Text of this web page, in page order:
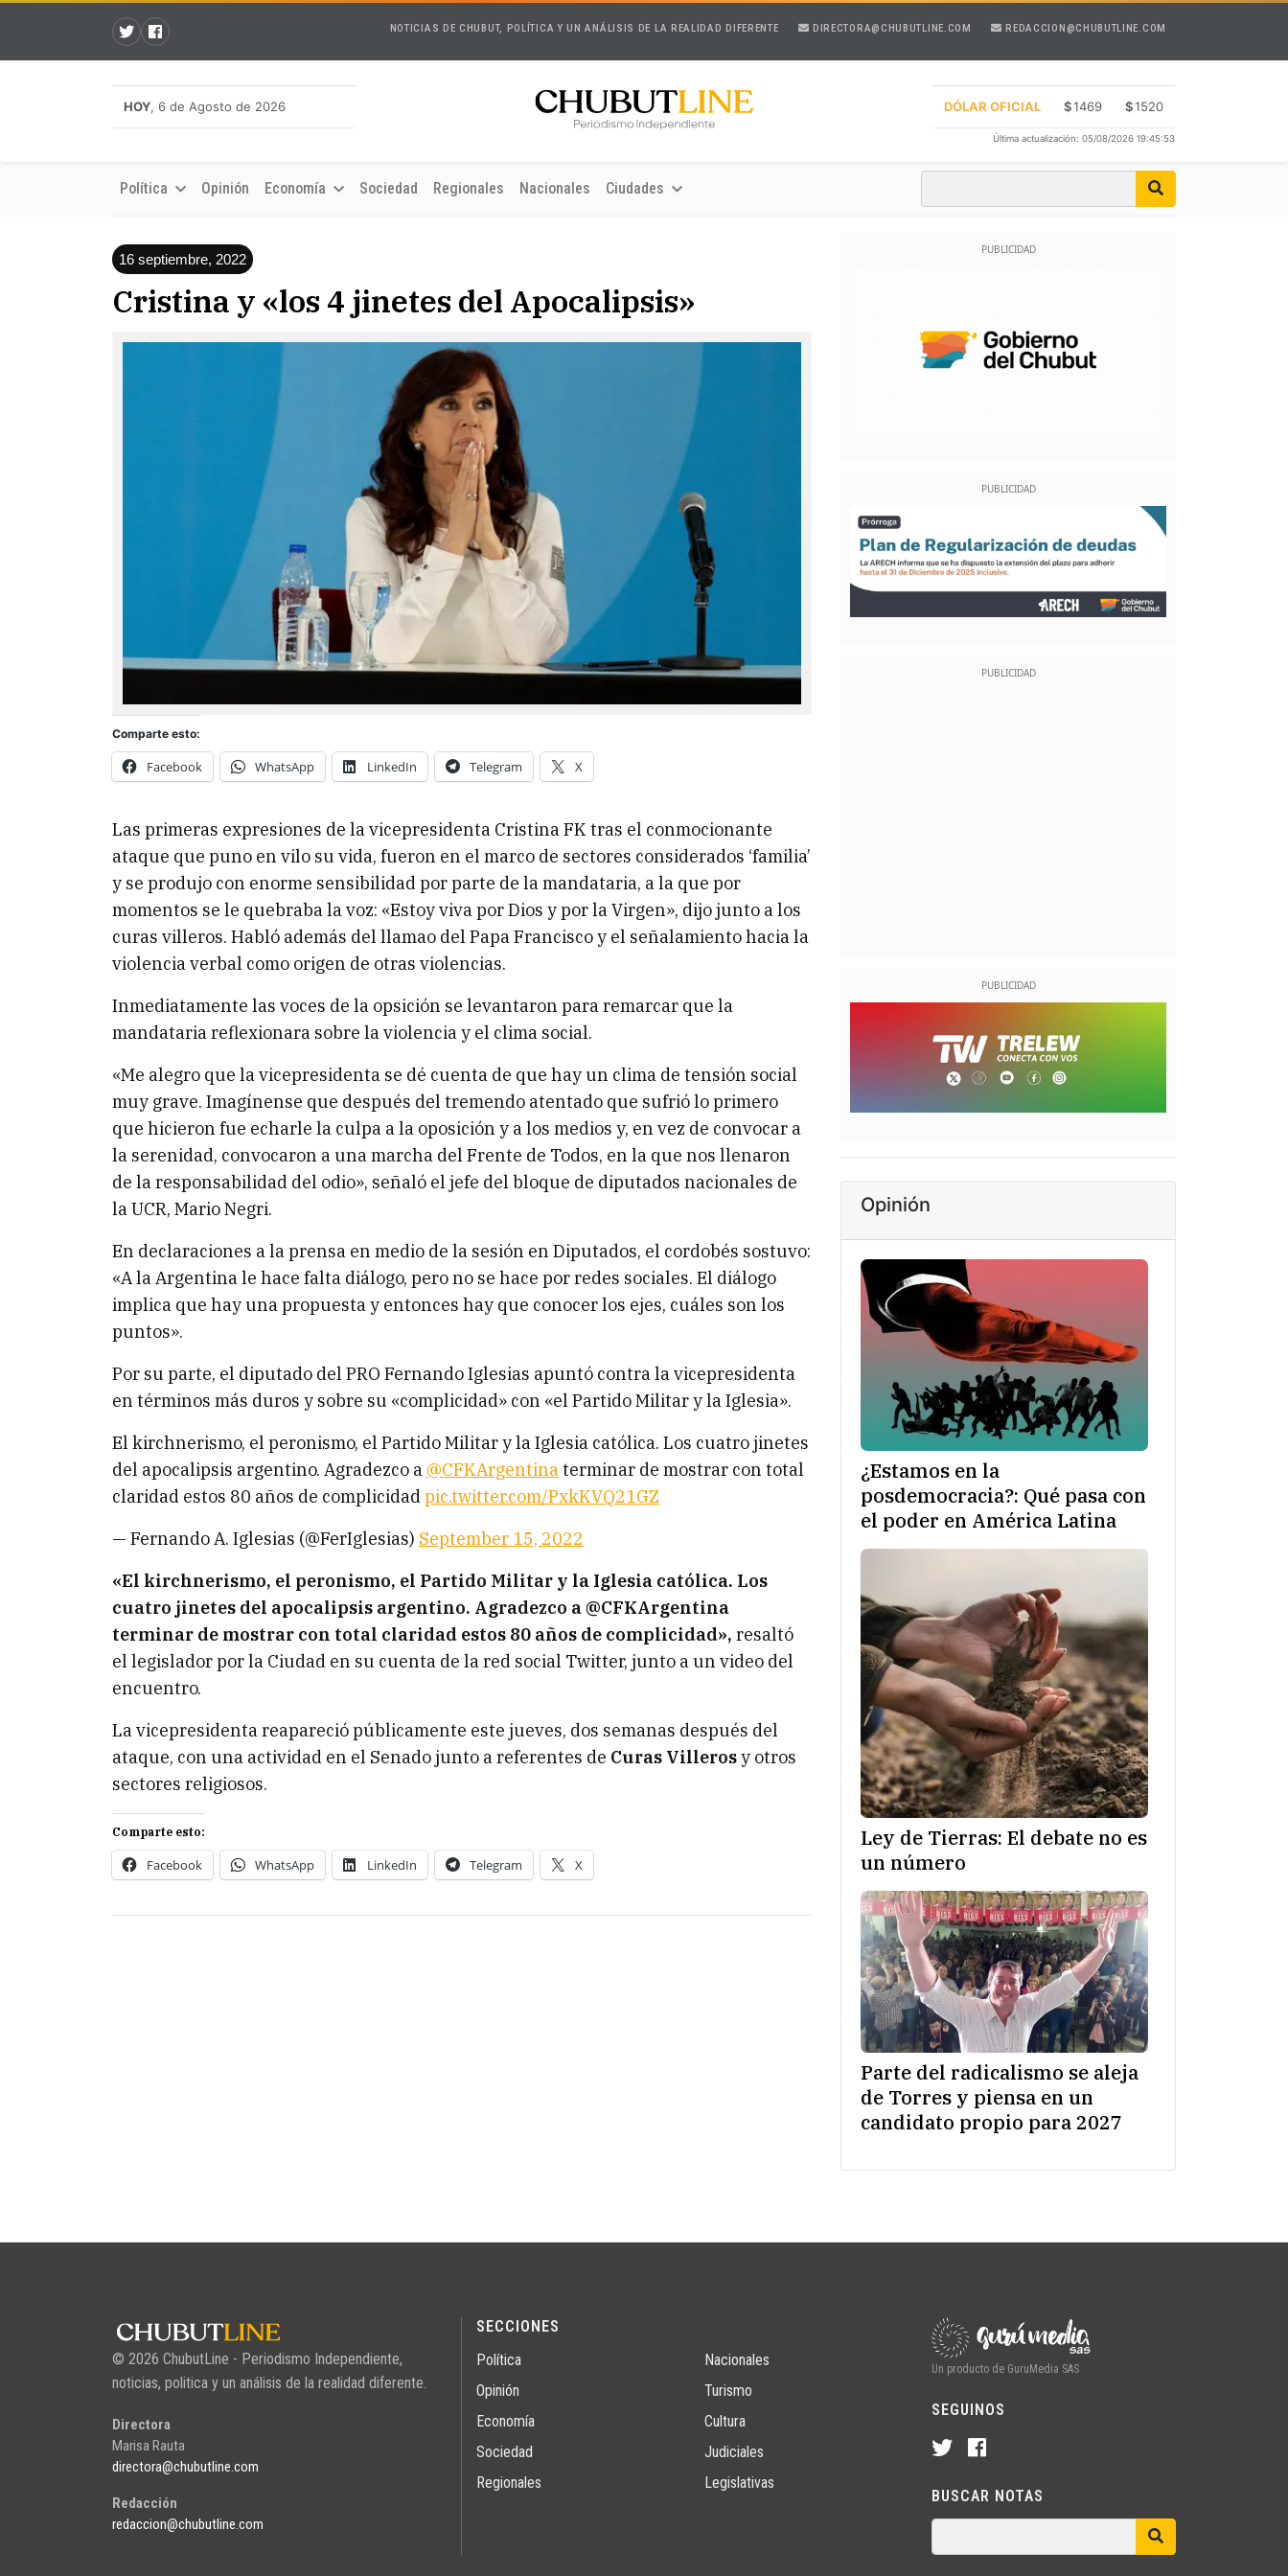
NOTICIAS DE CHUBUT, POLÍTICA Y UN ANÁLISIS DE LA REALIDAD DIFERENTE DIRECTORA@CHUBUTLINE.COM REDACCION@CHUBUTLINE.COM
HOY, 6 de Agosto de 2026 DÓLAR OFICIAL $1469 $1520
Última actualización: 05/08/2026 19:45:53
Política Opinión Economía Sociedad Regionales Nacionales Ciudades
16 septiembre, 2022
Cristina y «los 4 jinetes del Apocalipsis»
Comparte esto:
Facebook WhatsApp LinkedIn Telegram X
Las primeras expresiones de la vicepresidenta Cristina FK tras el conmocionante
ataque que puno en vilo su vida, fueron en el marco de sectores considerados ‘familia’
y se produjo con enorme sensibilidad por parte de la mandataria, a la que por
momentos se le quebraba la voz: «Estoy viva por Dios y por la Virgen», dijo junto a los
curas villeros. Habló además del llamao del Papa Francisco y el señalamiento hacia la
violencia verbal como origen de otras violencias.
Inmediatamente las voces de la opsición se levantaron para remarcar que la
mandataria reflexionara sobre la violencia y el clima social.
«Me alegro que la vicepresidenta se dé cuenta de que hay un clima de tensión social
muy grave. Imagínense que después del tremendo atentado que sufrió lo primero
que hicieron fue echarle la culpa a la oposición y a los medios y, en vez de convocar a
la serenidad, convocaron a una marcha del Frente de Todos, en la que nos llenaron
de la responsabilidad del odio», señaló el jefe del bloque de diputados nacionales de
la UCR, Mario Negri.
En declaraciones a la prensa en medio de la sesión en Diputados, el cordobés sostuvo:
«A la Argentina le hace falta diálogo, pero no se hace por redes sociales. El diálogo
implica que hay una propuesta y entonces hay que conocer los ejes, cuáles son los
puntos».
Por su parte, el diputado del PRO Fernando Iglesias apuntó contra la vicepresidenta
en términos más duros y sobre su «complicidad» con «el Partido Militar y la Iglesia».
El kirchnerismo, el peronismo, el Partido Militar y la Iglesia católica. Los cuatro jinetes
del apocalipsis argentino. Agradezco a @CFKArgentinaterminar de mostrar con total
claridad estos 80 años de complicidadpic.twitter.com/PxkKVQ21GZ
— Fernando A. Iglesias (@FerIglesias) September 15, 2022
«El kirchnerismo, el peronismo, el Partido Militar y la Iglesia católica. Los
cuatro jinetes del apocalipsis argentino. Agradezco a @CFKArgentina
terminar de mostrar con total claridad estos 80 años de complicidad», resaltó
el legislador por la Ciudad en su cuenta de la red social Twitter, junto a un video del
encuentro.
La vicepresidenta reapareció públicamente este jueves, dos semanas después del
ataque, con una actividad en el Senado junto a referentes de Curas Villerosy otros
sectores religiosos.
Comparte esto:
Facebook WhatsApp LinkedIn Telegram X
Opinión
¿Estamos en la
posdemocracia?: Qué pasa con
el poder en América Latina
Ley de Tierras: El debate no es
un número
Parte del radicalismo se aleja
de Torres y piensa en un
candidato propio para 2027
© 2026 ChubutLine - Periodismo Independiente,
noticias, politica y un análisis de la realidad diferente.
Directora
Marisa Rauta
directora@chubutline.com
Redacción
redaccion@chubutline.com
SECCIONES
Política
Opinión
Economía
Sociedad
Regionales
Nacionales
Turismo
Cultura
Judiciales
Legislativas
Un producto de GuruMedia SAS
SEGUINOS
BUSCAR NOTAS